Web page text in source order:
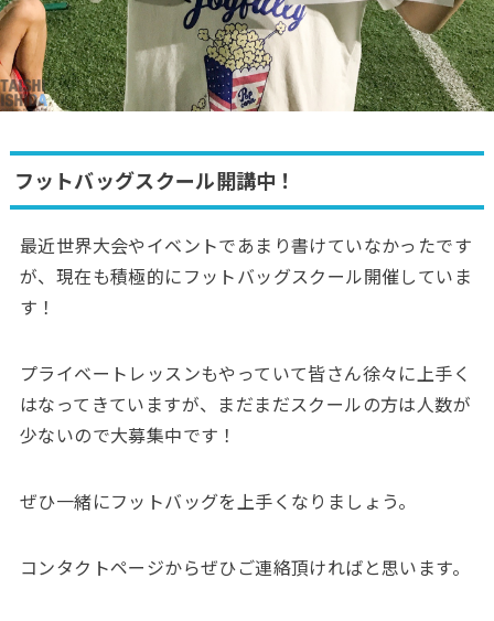
フットバッグスクール開講中！
最近世界大会やイベントであまり書けていなかったです
が、現在も積極的にフットバッグスクール開催していま
す！
プライベートレッスンもやっていて皆さん徐々に上手く
はなってきていますが、まだまだスクールの方は人数が
少ないので大募集中です！
ぜひ一緒にフットバッグを上手くなりましょう。
コンタクトページからぜひご連絡頂ければと思います。